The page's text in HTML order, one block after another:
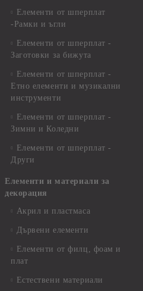
Елементи от шперплат
-Рамки и ъгли
Елементи от шперплат -
Заготовки за бижута
Елементи от шперплат -
Етно елементи и музикални
инструменти
Елементи от шперплат -
Зимни и Коледни
Елементи от шперплат -
Други
Елементи и материали за
декорация
Акрил и пластмаса
Дървени елементи
Елементи от филц, фоам и
плат
Естествени материали